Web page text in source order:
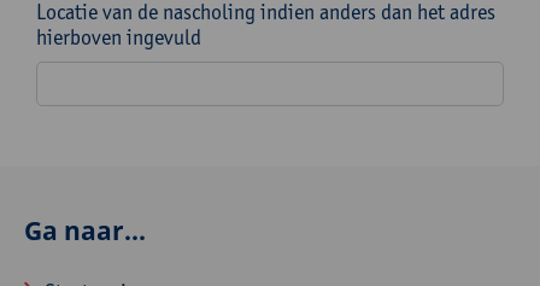
Locatie van de nascholing indien anders dan het adres
hierboven ingevuld
Ga naar...